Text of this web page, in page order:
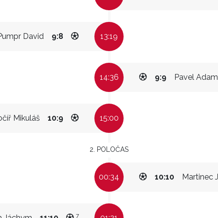
David 9:8 13:19
14:36 Pavel Adam
9:9
Mikuláš 10:9 15:00
2. POLOČAS
00:34 Martinec
10:10
7